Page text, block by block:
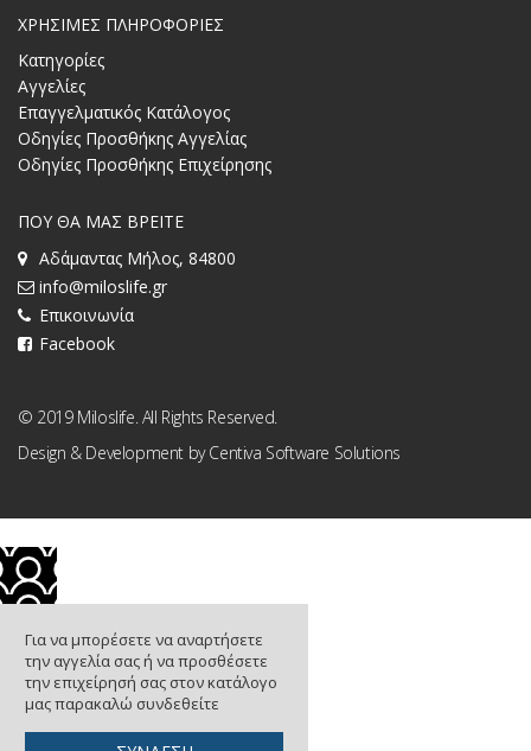
ΧΡΗΣΙΜΕΣ ΠΛΗΡΟΦΟΡΙΕΣ
Κατηγορίες
Αγγελίες
Επαγγελματικός Κατάλογος
Οδηγίες Προσθήκης Αγγελίας
Οδηγίες Προσθήκης Επιχείρησης
ΠΟΥ ΘΑ ΜΑΣ ΒΡΕΙΤΕ
Αδάμαντας Μήλος, 84800
info@miloslife.gr
Επικοινωνία
Facebook
© 2019 Miloslife. All Rights Reserved.
Design & Development byCentiva Software Solutions
Για να μπορέσετε να αναρτήσετε
την αγγελία σας ή να προσθέσετε
την επιχείρησή σας στον κατάλογο
μας παρακαλώ συνδεθείτε